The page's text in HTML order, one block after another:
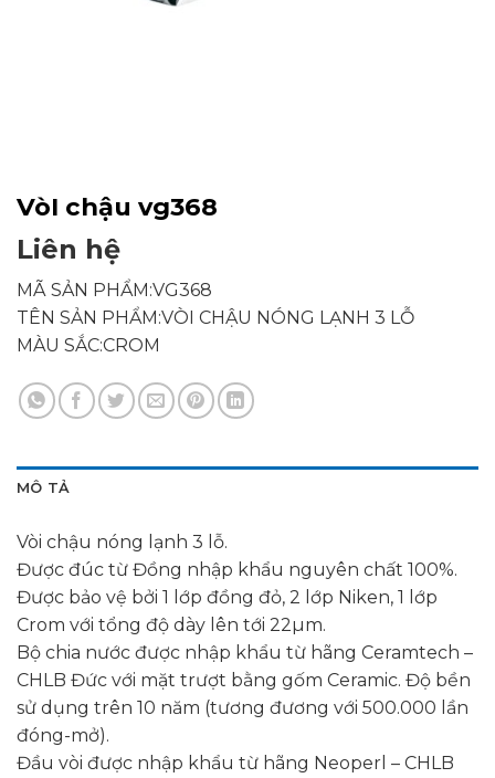
VòI chậu vg368
Liên hệ
MÃ SẢN PHẨM:VG368
TÊN SẢN PHẨM:VÒI CHẬU NÓNG LẠNH 3 LỖ
MÀU SẮC:CROM
MÔ TẢ
Vòi chậu nóng lạnh 3 lỗ.
Được đúc từ Đồng nhập khẩu nguyên chất 100%.
Được bảo vệ bởi 1 lớp đồng đỏ, 2 lớp Niken, 1 lớp
Crom với tổng độ dày lên tới 22µm.
Bộ chia nước được nhập khẩu từ hãng Ceramtech –
CHLB Đức với mặt trượt bằng gốm Ceramic. Độ bền
sử dụng trên 10 năm (tương đương với 500.000 lần
đóng-mở).
Đầu vòi được nhập khẩu từ hãng Neoperl – CHLB